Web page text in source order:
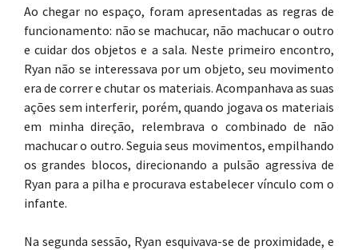
Ao chegar no espaço, foram apresentadas as regras de
funcionamento: não se machucar, não machucar o outro
e cuidar dos objetos e a sala. Neste primeiro encontro,
Ryan não se interessava por um objeto, seu movimento
era de correr e chutar os materiais. Acompanhava as suas
ações sem interferir, porém, quando jogava os materiais
em minha direção, relembrava o combinado de não
machucar o outro. Seguia seus movimentos, empilhando
os grandes blocos, direcionando a pulsão agressiva de
Ryan para a pilha e procurava estabelecer vínculo com o
infante.
Na segunda sessão, Ryan esquivava-se de proximidade, e